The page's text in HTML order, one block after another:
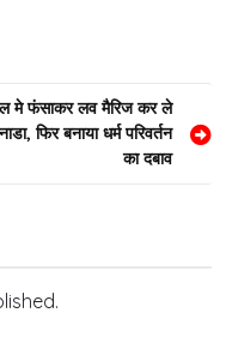
मे फंसाकर लव मैरिज कर ले
फिर बनाया धर्म परिवर्तन
का दबाव